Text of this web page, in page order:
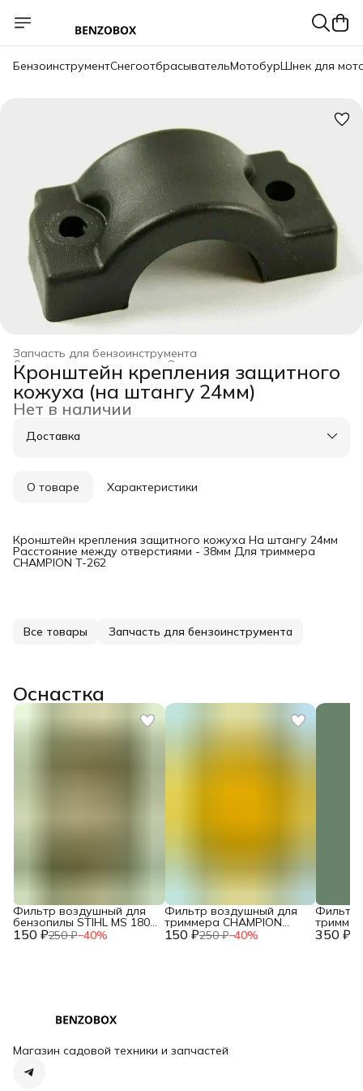
БензоинструментСнегоотбрасывательМотобурШнек для
Запчасть для бензоинструмента
Оснастка для инструмента
Строительство и ремонт
Главная ›
Кронштейн крепления защитного
кожуха (на штангу 24мм)
Нет в наличии
Доставка
О товаре Характеристики
Кронштейн крепления защитного кожуха На штангу 24мм
Расстояние между отверстиями - 38мм Для триммера
CHAMPION T-262
Все товары Запчасть для бензоинструмента
Оснастка
150 ₽250 ₽−40%
Фильтр воздушный для
бензопилы STIHL MS 180
двухслойный NEW c 150 ₽250 ₽−40%
Фильтр воздушный для
триммера CHAMPION
T444S-2 / HUSQVARNA 350 ₽
Фильтр
T463S-
Магазин садовой техники и запчастей